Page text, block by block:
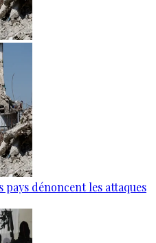
pays dénoncent les attaques